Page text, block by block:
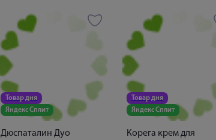
Товар дня
Яндекс Сплит
Дюспаталин Дуо
Товар дня
Яндекс Сплит
Корега крем для